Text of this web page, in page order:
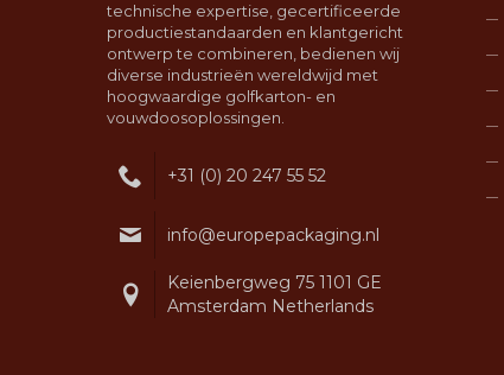
technische expertise, gecertificeerde
productiestandaarden en klantgericht
ontwerp te combineren, bedienen wij
diverse industrieën wereldwijd met
hoogwaardige golfkarton- en
vouwdoosoplossingen.
+31 (0) 20 247 55 52
info@europepackaging.nl
Keienbergweg 75 1101 GE
Amsterdam Netherlands